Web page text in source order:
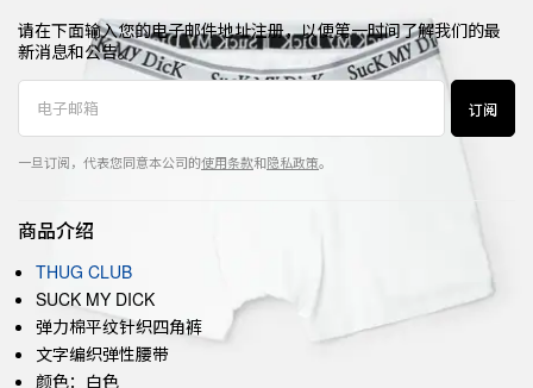
请在下面输入您的电子邮件地址注册，以便第一时间了解我们的最
新消息和公告。
订阅
一旦订阅，代表您同意本公司的使用条款和隐私政策。
商品介绍
THUG CLUB
SUCK MY DICK
弹力棉平纹针织四角裤
文字编织弹性腰带
颜色：白色